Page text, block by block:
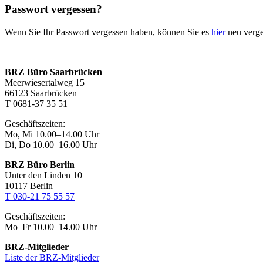
Passwort vergessen?
Wenn Sie Ihr Passwort vergessen haben, können Sie es hierneu
BRZ Büro Saarbrücken
Meerwiesertalweg 15
66123 Saarbrücken
T 0681-37 35 51
Geschäftszeiten:
Mo, Mi 10.00–14.00 Uhr
Di, Do 10.00–16.00 Uhr
BRZ Büro Berlin
Unter den Linden 10
10117 Berlin
T 030-21 75 55 57
Geschäftszeiten:
Mo–Fr 10.00–14.00 Uhr
BRZ-Mitglieder
Liste der BRZ-Mitglieder